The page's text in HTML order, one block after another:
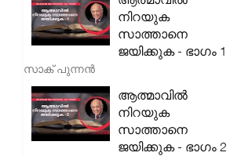
നിറയുക
സാത്താനെ
ജയിക്കുക - ഭാഗം 1
സാക് പുന്നൻ
ആത്മാവിൽ
നിറയുക
സാത്താനെ
ജയിക്കുക - ഭാഗം 2